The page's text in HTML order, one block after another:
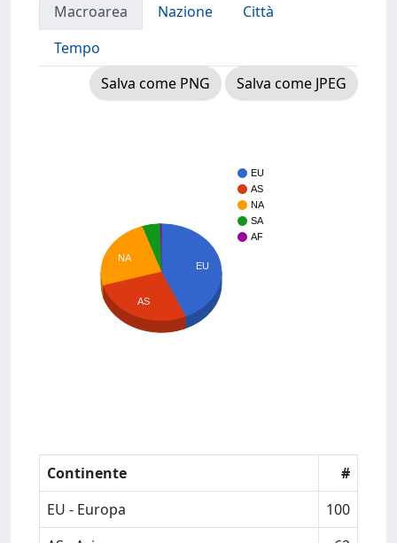
Macroarea Nazione
Città
Tempo
Salva come PNG
Salva come JPEG
EU
AS
NA
SA
AF
EU
NA
AS
Continente
#
EU - Europa
100